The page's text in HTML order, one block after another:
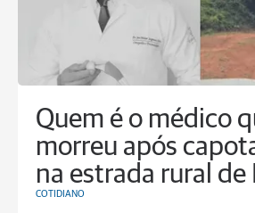
Quem é o médico
morreu após
na estrada rural de
COTIDIANO